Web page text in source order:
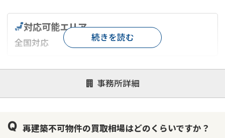
事務所詳細
対応可能エリア
全国対応
対応が親身 オンライン面談可能
レスポンスが早い
1億円以上の買取可
続きを読む
再建築不可物件の買取相場はどのくらいですか？